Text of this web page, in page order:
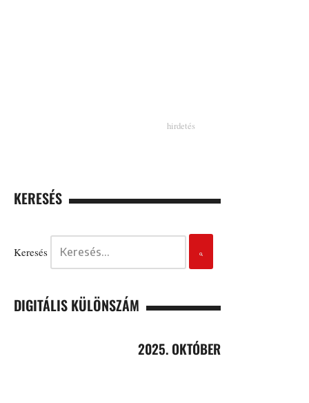
KERESÉS
Keresés
DIGITÁLIS KÜLÖNSZÁM
2025. OKTÓBER